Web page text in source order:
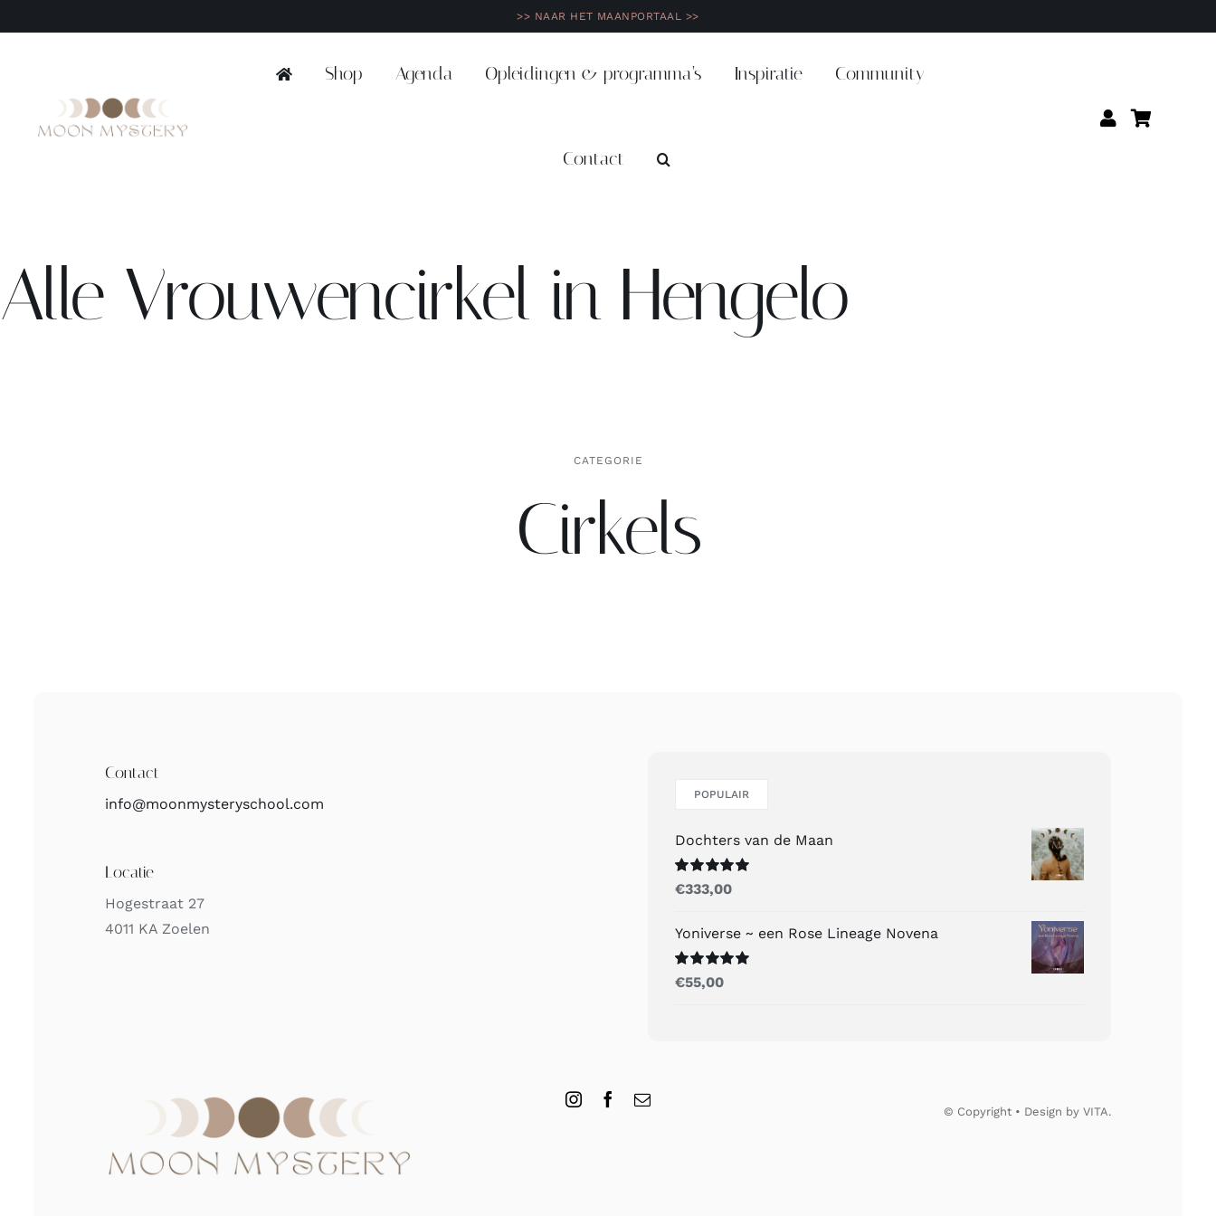
naar
>> NAAR HET MAANPORTAAL >>
Shop Agenda Opleidingen & programma’s Inspiratie Community
Contact
Alle Vrouwencirkel in Hengelo
CATEGORIE
Cirkels
Contact
info@moonmysteryschool.com
Locatie
Hogestraat 27
4011 KA Zoelen
POPULAIR
Dochters van de Maan
Gewaardeerd
uit 5
€333,00
Yoniverse ~ een Rose Lineage Novena
Gewaardeerd
uit 5
€55,00
© Copyright • Design by VITA.